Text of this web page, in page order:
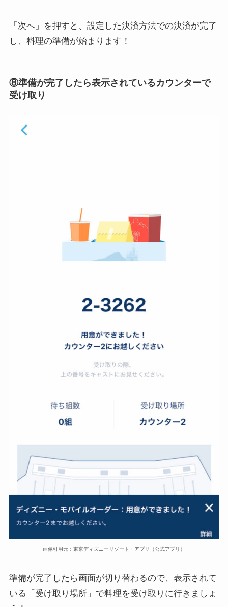
「次へ」を押すと、設定した決済方法での決済が完了
し、料理の準備が始まります！
⑧準備が完了したら表示されているカウンターで
受け取り
画像引用元：東京ディズニーリゾート・アプリ（公式アプリ）
準備が完了したら画面が切り替わるので、表示されて
いる「受け取り場所」で料理を受け取りに行きましょ